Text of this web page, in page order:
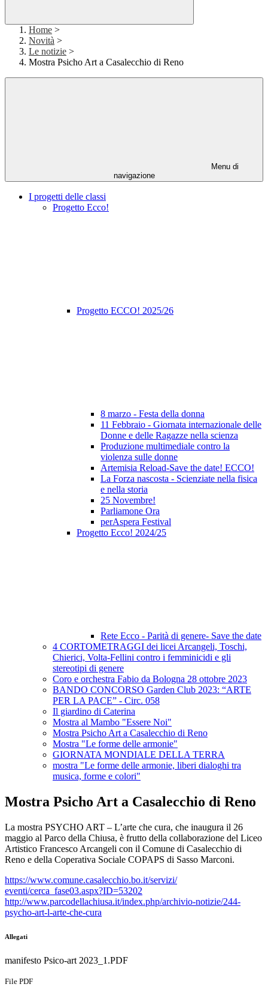
Home >
Novità >
Le notizie >
Mostra Psicho Art a Casalecchio di Reno
Menu di
navigazione
I progetti delle classi
Progetto Ecco!
Progetto ECCO! 2025/26
8 marzo - Festa della donna
11 Febbraio - Giornata internazionale delle
Donne e delle Ragazze nella scienza
Produzione multimediale contro la
violenza sulle donne
Artemisia Reload-Save the date! ECCO!
La Forza nascosta - Scienziate nella fisica
e nella storia
25 Novembre!
Parliamone Ora
perAspera Festival
Progetto Ecco! 2024/25
Rete Ecco - Parità di genere- Save the date
4 CORTOMETRAGGI dei licei Arcangeli, Toschi,
Chierici, Volta-Fellini contro i femminicidi e gli
stereotipi di genere
Coro e orchestra Fabio da Bologna 28 ottobre 2023
BANDO CONCORSO Garden Club 2023: “ARTE
PER LA PACE” - Circ. 058
Il giardino di Caterina
Mostra al Mambo "Essere Noi"
Mostra Psicho Art a Casalecchio di Reno
Mostra "Le forme delle armonie"
GIORNATA MONDIALE DELLA TERRA
mostra "Le forme delle armonie, liberi dialoghi tra
musica, forme e colori"
Mostra Psicho Art a Casalecchio di Reno
La mostra PSYCHO ART – L’arte che cura, che inaugura il 26
maggio al Parco della Chiusa, è frutto della collaborazione del Liceo
Artistico Francesco Arcangeli con il Comune di Casalecchio di
Reno e della Coperativa Sociale COPAPS di Sasso Marconi.
https://www.comune.casalecchio.bo.it/servizi/
eventi/cerca_fase03.aspx?ID=53202
http://www.parcodellachiusa.it/index.php/archivio-notizie/244-
psycho-art-l-arte-che-cura
Allegati
manifesto Psico-art 2023_1.PDF
File PDF